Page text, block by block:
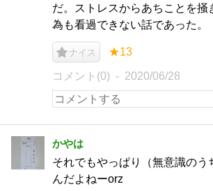
だ。ストレスからあちことを掻
為も看過できない話であった。
ナイス ★13
コメント(0) 2020/06/28
かやは
それでもやっぱり（無意識のう
んだよねーorz